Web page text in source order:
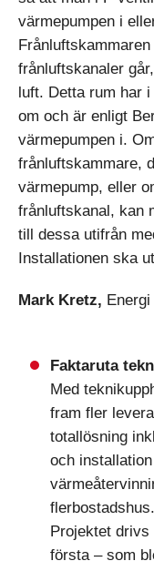
värmepumpen i
frånluftskanaler
luft. Detta rum har
om och är enligt
värmepumpen i.
frånluftskammare,
värmepump, eller
frånluftskanal, kan
till dessa utifrån
Installationen ska
Mark Kretz,
Faktaruta
Med
fram fler
totallösning
och
flerbostadshus.
Projektet drivs
första – som